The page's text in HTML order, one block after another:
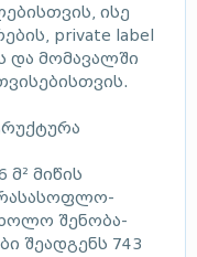
ისე
private label
და მომავალში
მ² მიწის
შენობა-
შეადგენს 743